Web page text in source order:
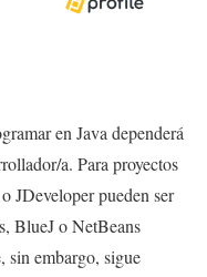
en Java dependerá
a. Para proyectos
JDeveloper pueden ser
BlueJ o NetBeans
sin embargo, sigue